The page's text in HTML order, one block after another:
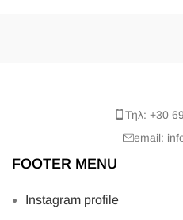
Τηλ: +30
email:
FOOTER MENU
Instagram profile